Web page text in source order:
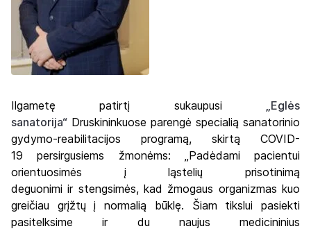
Ilgametę patirtį sukaupusi „Eglės
sanatorija“ Druskininkuose parengė specialią sanatorinio
gydymo-reabilitacijos programą, skirtą COVID-
19 persirgusiems žmonėms: „Padėdami pacientui
orientuosimės į ląstelių prisotinimą
deguonimi ir stengsimės, kad žmogaus organizmas kuo
greičiau grįžtų į normalią būklę. Šiam tikslui pasiekti
pasitelksime ir du naujus medicininius